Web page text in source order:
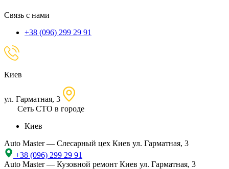
Связь с нами
+38 (096) 299 29 91
Киев
ул. Гарматная, 3
Сеть СТО в городе
Киев
Auto Master — Слесарный цех Киев ул. Гарматная, 3
+38 (096) 299 29 91
Auto Master — Кузовной ремонт Киев ул. Гарматная, 3